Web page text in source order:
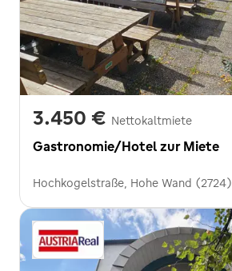
3.450 € Nettokaltmiete
Gastronomie/Hotel zur Miete
Hochkogelstraße, Hohe Wand (2724)